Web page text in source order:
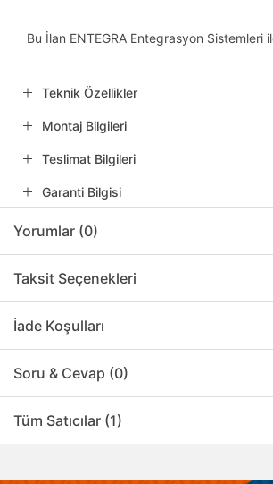
Bu İlan ENTEGRA Entegrasyon Sistemleri
Teknik Özellikler
Montaj Bilgileri
Teslimat Bilgileri
Garanti Bilgisi
Yorumlar (0)
Taksit Seçenekleri
İade Koşulları
Soru & Cevap (0)
Tüm Satıcılar (1)